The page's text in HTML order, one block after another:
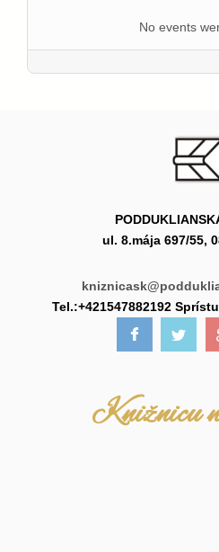
No events
ul. 8.mája 697/55,
Tel.:+421547882192
Knižnicu